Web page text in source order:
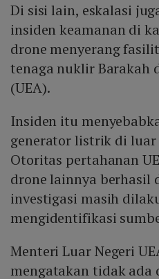
Di sisi lain, eskalasi
insiden keamanan di
drone menyerang
tenaga nuklir Barakah
(UEA).
Insiden itu
generator listrik di luar
Otoritas pertahanan
drone lainnya berhasil
investigasi masih
mengidentifikasi
Menteri Luar Negeri
mengatakan tidak ada